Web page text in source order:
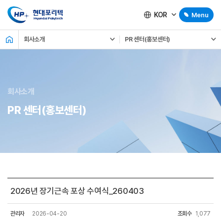
KOR Menu
회사소개 PR 센터(홍보센터)
회사소개
PR 센터(홍보센터)
2026년 장기근속 포상 수여식_260403
관리자 2026-04-20 조회수 1,077